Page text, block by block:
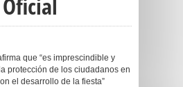
que “es imprescindible y
protección de los ciudadanos en
el desarrollo de la fiesta”